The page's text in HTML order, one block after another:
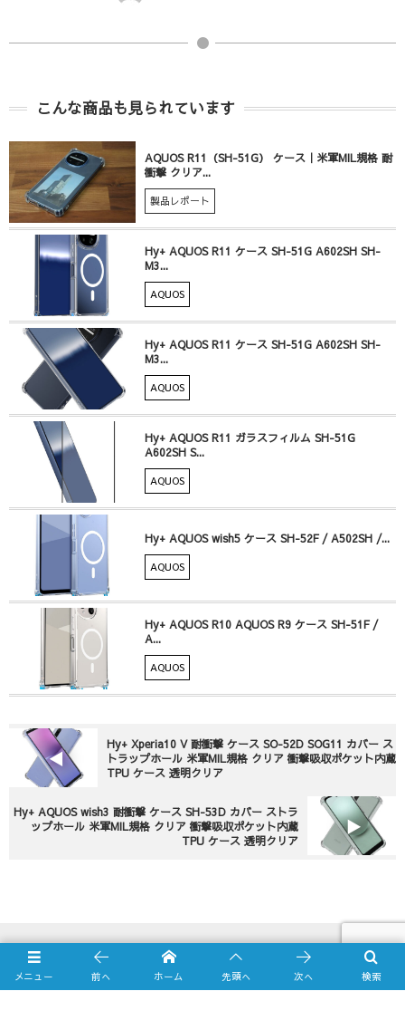
こんな商品も見られています
AQUOS R11（SH-51G） ケース｜米軍MIL規格 耐
衝撃 クリア...
製品レポート
Hy+ AQUOS R11 ケース SH-51G A602SH SH-
M3...
AQUOS
Hy+ AQUOS R11 ケース SH-51G A602SH SH-
M3...
AQUOS
Hy+ AQUOS R11 ガラスフィルム SH-51G
A602SH S...
AQUOS
Hy+ AQUOS wish5 ケース SH-52F / A502SH /...
AQUOS
Hy+ AQUOS R10 AQUOS R9 ケース SH-51F /
A...
AQUOS
Hy+ Xperia10 V 耐衝撃 ケース SO-52D SOG11 カバー ス
トラップホール 米軍MIL規格 クリア 衝撃吸収ポケット内蔵
TPU ケース 透明クリア
Hy+ AQUOS wish3 耐衝撃 ケース SH-53D カバー ストラ
ップホール 米軍MIL規格 クリア 衝撃吸収ポケット内蔵
TPU ケース 透明クリア
Online Shop
メニュー 検索
前へ ホーム 先頭へ 次へ